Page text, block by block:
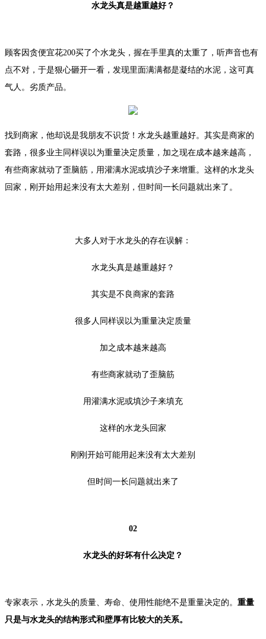
水龙头真是越重越好？
顾客因贪便宜花200买了个水龙头，握在手里真的太重了，听声音也有
点不对，于是狠心砸开一看，发现里面满满都是凝结的水泥，这可真
气人。劣质产品。
找到商家，他却说是我朋友不识货！水龙头越重越好。其实是商家的
套路，很多业主同样误以为重量决定质量，加之现在成本越来越高，
有些商家就动了歪脑筋，用灌满水泥或填沙子来增重。这样的水龙头
回家，刚开始用起来没有太大差别，但时间一长问题就出来了。
大多人对于水龙头的存在误解：
水龙头真是越重越好？
其实是不良商家的套路
很多人同样误以为重量决定质量
加之成本越来越高
有些商家就动了歪脑筋
用灌满水泥或填沙子来填充
这样的水龙头回家
刚刚开始可能用起来没有太大差别
但时间一长问题就出来了
02
水龙头的好坏有什么决定？
专家表示，水龙头的质量、寿命、使用性能绝不是重量决定的。 重量
只是与水龙头的结构形式和壁厚有比较大的关系。